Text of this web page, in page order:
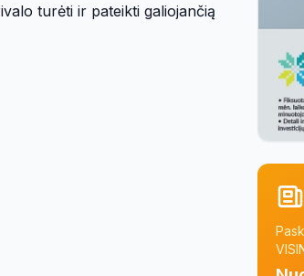
turėti ir pateikti galiojančią